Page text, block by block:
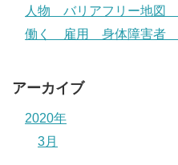
人物 バリアフリー地図
働く 雇用 身体障害者
アーカイブ
2020年
3月